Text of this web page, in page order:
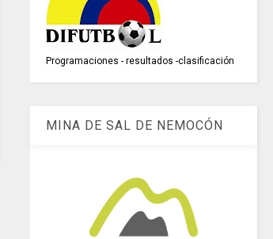
Programaciones - resultados -clasificación
MINA DE SAL DE NEMOCÓN